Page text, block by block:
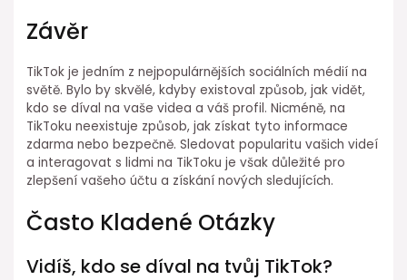
Závěr
TikTok je jedním z nejpopulárnějších sociálních médií na
světě. Bylo by skvělé, kdyby existoval způsob, jak vidět,
kdo se díval na vaše videa a váš profil. Nicméně, na
TikToku neexistuje způsob, jak získat tyto informace
zdarma nebo bezpečně. Sledovat popularitu vašich videí
a interagovat s lidmi na TikToku je však důležité pro
zlepšení vašeho účtu a získání nových sledujících.
Často Kladené Otázky
Vidíš, kdo se díval na tvůj TikTok?